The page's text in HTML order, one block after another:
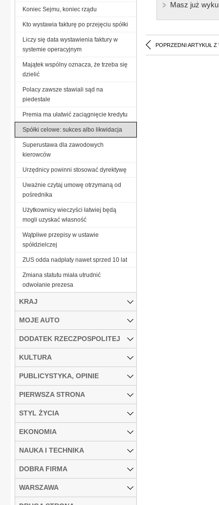
Masz już
POPRZEDNI ARTYKUŁ Z
Koniec Sejmu, koniec rządu
Kto wystawia fakturę po przejęciu spółki
Liczy się data wystawienia faktury w
systemie operacyjnym
Majątek wspólny oznacza, że trzeba się
dzielić
Polacy zawsze stawiali sąd na
piedestale
Premia ma ułatwić zaciągnięcie kredytu
Spółki celowe: sukces albo likwidacja
Superustawa dla zawodowych
kierowców
Urzędnicy powinni stosować dyrektywę
Uważnie czytaj umowę otrzymaną od
pośrednika
Użytkownicy wieczyści łatwiej będą
mogli uzyskać własność
Wątpliwe przepisy w ustawie
spółdzielczej
ZUS odda nadpłaty nawet sprzed 10 lat
Zmiana statutu miała utrudnić
odwołanie prezesa
KRAJ
MOJE AUTO
DODATEK RZECZPOSPOLITEJ
KULTURA
PUBLICYSTYKA, OPINIE
PIERWSZA STRONA
STYL ŻYCIA
EKONOMIA
NAUKA I TECHNIKA
DOBRA FIRMA
WARSZAWA